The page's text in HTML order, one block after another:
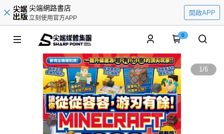
尖端網路書店
立刻使用官方APP
開啟APP
0
1/6